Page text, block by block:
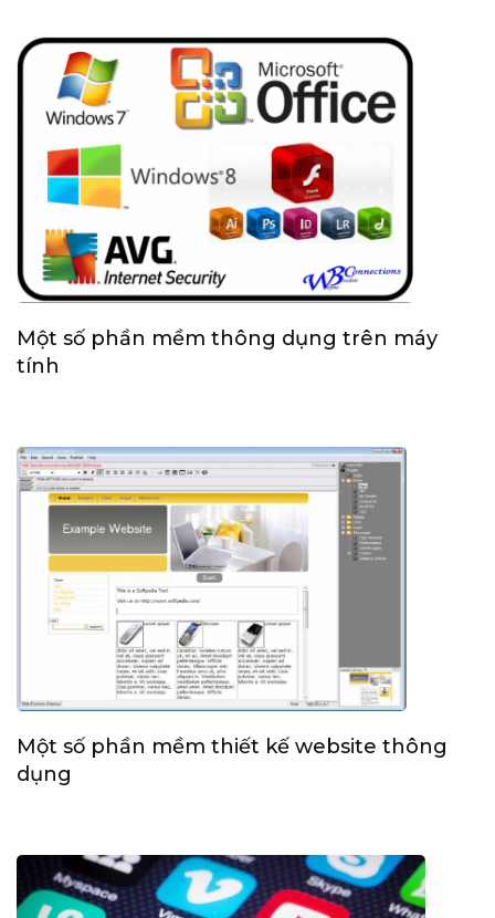
Một số phần mềm thông dụng trên máy
tính
Một số phần mềm thiết kế website thông
dụng